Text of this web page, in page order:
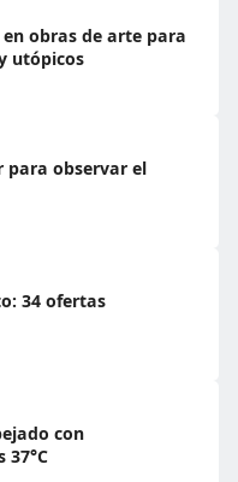
obras de arte para
utópicos
para observar el
34 ofertas
con